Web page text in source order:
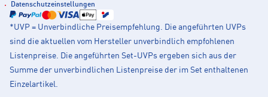
Datenschutzeinstellungen
*UVP = Unverbindliche Preisempfehlung. Die angeführten UVPs
sind die aktuellen vom Hersteller unverbindlich empfohlenen
Listenpreise. Die angeführten Set-UVPs ergeben sich aus der
Summe der unverbindlichen Listenpreise der im Set enthaltenen
Einzelartikel.